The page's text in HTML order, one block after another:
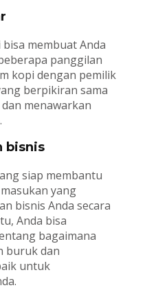
membuat Anda
panggilan
kopi dengan pemilik
berpikiran sama
menawarkan
bisnis
siap membantu
yang
bisnis Anda secara
Anda bisa
bagaimana
buruk dan
untuk